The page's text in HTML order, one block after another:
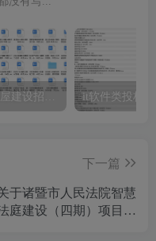
it软件类投标
下一篇
于诸暨市人民法院智慧
庭建设（四期）项目的